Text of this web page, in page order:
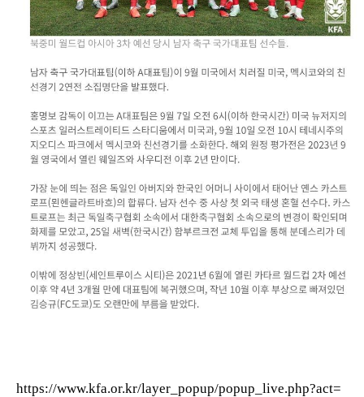
https://www.kfa.or.kr/layer_popup/popup_live.php?act=